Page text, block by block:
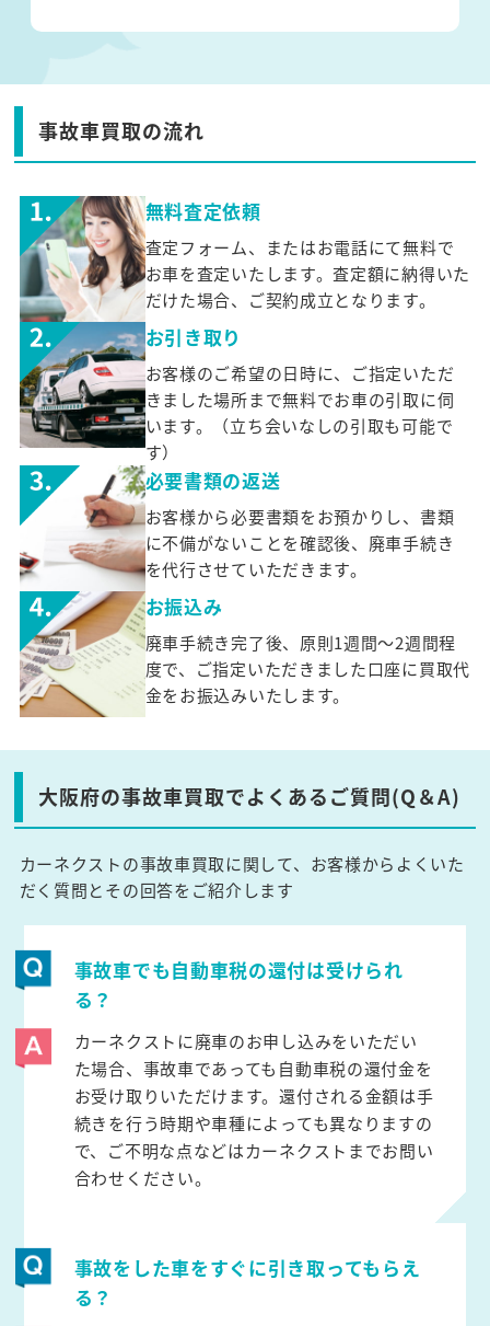
事故車買取の流れ
無料査定依頼
査定フォーム、またはお電話にて無料で
お車を査定いたします。査定額に納得いた
だけた場合、ご契約成立となります。
お引き取り
お客様のご希望の日時に、ご指定いただ
きました場所まで無料でお車の引取に伺
います。（立ち会いなしの引取も可能で
す）
必要書類の返送
お客様から必要書類をお預かりし、書類
に不備がないことを確認後、廃車手続き
を代行させていただきます。
お振込み
廃車手続き完了後、原則1週間～2週間程
度で、ご指定いただきました口座に買取代
金をお振込みいたします。
大阪府の事故車買取でよくあるご質問(Q＆A)
カーネクストの事故車買取に関して、お客様からよくいた
だく質問とその回答をご紹介します
事故車でも自動車税の還付は受けられ
る？
カーネクストに廃車のお申し込みをいただい
た場合、事故車であっても自動車税の還付金を
お受け取りいただけます。還付される金額は手
続きを行う時期や車種によっても異なりますの
で、ご不明な点などはカーネクストまでお問い
合わせください。
事故をした車をすぐに引き取ってもらえ
る？